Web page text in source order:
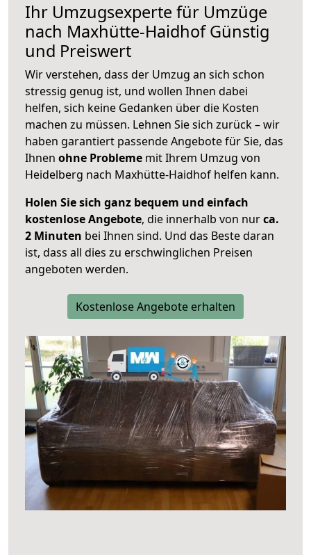
Ihr Umzugsexperte für Umzüge
nach Maxhütte-HaidhofGünstig
und Preiswert
Wir verstehen, dass der Umzug an sich schon
stressig genug ist, und wollen Ihnen dabei
helfen, sich keine Gedanken über die Kosten
machen zu müssen. Lehnen Sie sich zurück – wir
haben garantiert passende Angebote für Sie, das
Ihnen ohne Probleme mit Ihrem Umzug von
Heidelberg nach Maxhütte-Haidhof helfen kann.
Holen Sie sich ganz bequem und einfach
kostenlose Angebote, die innerhalb von nurca.
2 Minuten bei Ihnen sind. Und das Beste daran
ist, dass all dies zu erschwinglichen Preisen
angeboten werden.
Kostenlose Angebote erhalten